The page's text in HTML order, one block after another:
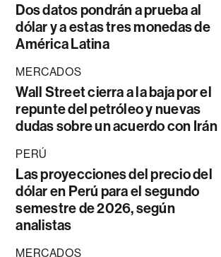
Dos datos pondrán a prueba al
dólar y a estas tres monedas de
América Latina
MERCADOS
Wall Street cierra a la baja por el
repunte del petróleo y nuevas
dudas sobre un acuerdo con Irán
PERÚ
Las proyecciones del precio del
dólar en Perú para el segundo
semestre de 2026, según
analistas
MERCADOS